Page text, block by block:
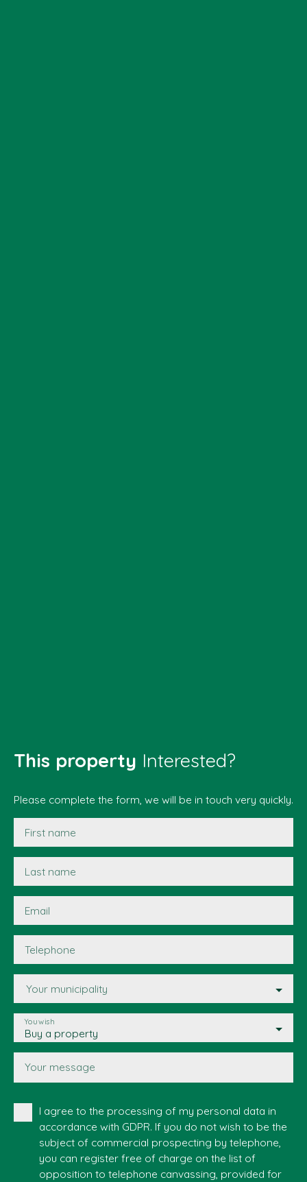
This property Interested?
Please complete the form, we will be in touch very quickly.
First name
Last name
Email
Telephone
Your municipality
Buy a property
You wish
Your message
I agree to the processing of my personal data in
accordance with GDPR. If you do not wish to be the
subject of commercial prospecting by telephone,
you can register free of charge on the list of
opposition to telephone canvassing, provided for